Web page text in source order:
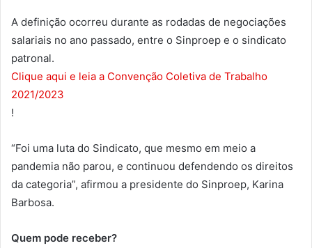
A definição ocorreu durante as rodadas de negociações
salariais no ano passado, entre o Sinproep e o sindicato
patronal.
Clique aqui e leia a Convenção Coletiva de Trabalho
2021/2023
!
“Foi uma luta do Sindicato, que mesmo em meio a
pandemia não parou, e continuou defendendo os direitos
da categoria”, afirmou a presidente do Sinproep, Karina
Barbosa.
Quem pode receber?